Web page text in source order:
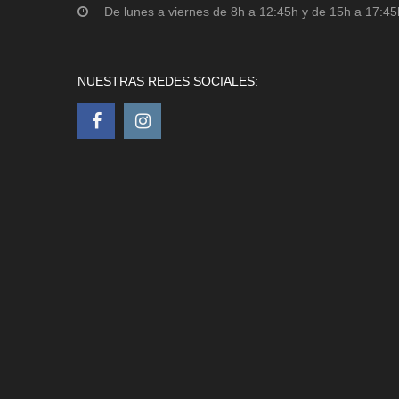
De lunes a viernes de 8h a 12:45h y de 15h a
NUESTRAS REDES SOCIALES: